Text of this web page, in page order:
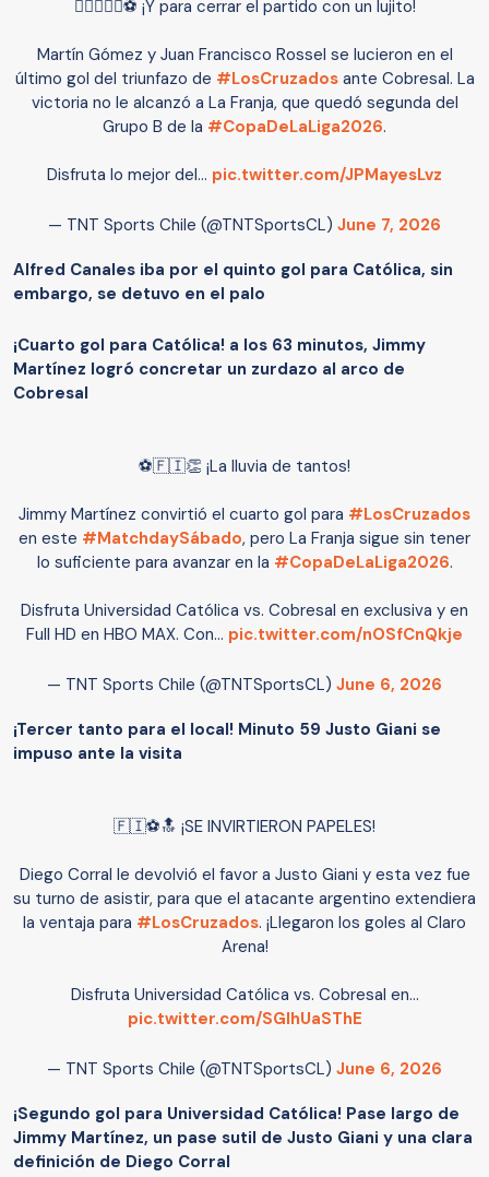
😮‍💨🔝🇫🇮⚽ ¡Y para cerrar el partido con un lujito!
Martín Gómez y Juan Francisco Rossel se lucieron en el
último gol del triunfazo de #LosCruzadosante Cobresal. La
victoria no le alcanzó a La Franja, que quedó segunda del
Grupo B de la #CopaDeLaLiga2026.
Disfruta lo mejor del… pic.twitter.com/JPMayesLvz
— TNT Sports Chile (@TNTSportsCL) June 7, 2026
Alfred Canales iba por el quinto gol para Católica, sin
embargo, se detuvo en el palo
¡Cuarto gol para Católica! a los 63 minutos, Jimmy
Martínez logró concretar un zurdazo al arco de
Cobresal
⚽🇫🇮👏 ¡La lluvia de tantos!
Jimmy Martínez convirtió el cuarto gol para #LosCruzados
en este #MatchdaySábado, pero La Franja sigue sin tener
lo suficiente para avanzar en la #CopaDeLaLiga2026.
Disfruta Universidad Católica vs. Cobresal en exclusiva y en
Full HD en HBO MAX. Con… pic.twitter.com/nOSfCnQkje
— TNT Sports Chile (@TNTSportsCL) June 6, 2026
¡Tercer tanto para el local! Minuto 59 Justo Giani se
impuso ante la visita
🇫🇮⚽🔝 ¡SE INVIRTIERON PAPELES!
Diego Corral le devolvió el favor a Justo Giani y esta vez fue
su turno de asistir, para que el atacante argentino extendiera
la ventaja para #LosCruzados. ¡Llegaron los goles al Claro
Arena!
Disfruta Universidad Católica vs. Cobresal en…
pic.twitter.com/SGlhUaSThE
— TNT Sports Chile (@TNTSportsCL) June 6, 2026
¡Segundo gol para Universidad Católica! Pase largo de
Jimmy Martínez, un pase sutil de Justo Giani y una clara
definición de Diego Corral